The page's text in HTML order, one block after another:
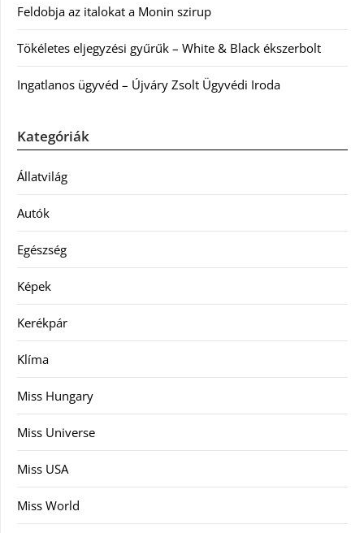
Feldobja az italokat a Monin szirup
Tökéletes eljegyzési gyűrűk – White & Black ékszerbolt
Ingatlanos ügyvéd – Újváry Zsolt Ügyvédi Iroda
Kategóriák
Állatvilág
Autók
Egészség
Képek
Kerékpár
Klíma
Miss Hungary
Miss Universe
Miss USA
Miss World